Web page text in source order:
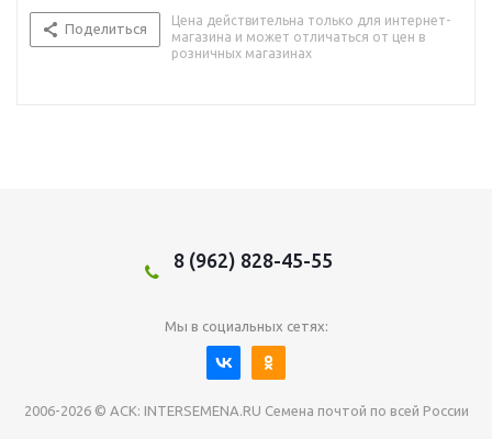
Поделиться
Цена действительна только для интернет-
магазина и может отличаться от цен в
розничных магазинах
8 (962) 828-45-55
Мы в социальных сетях:
2006-2026 © АСК: INTERSEMENA.RU Семена почтой по всей России